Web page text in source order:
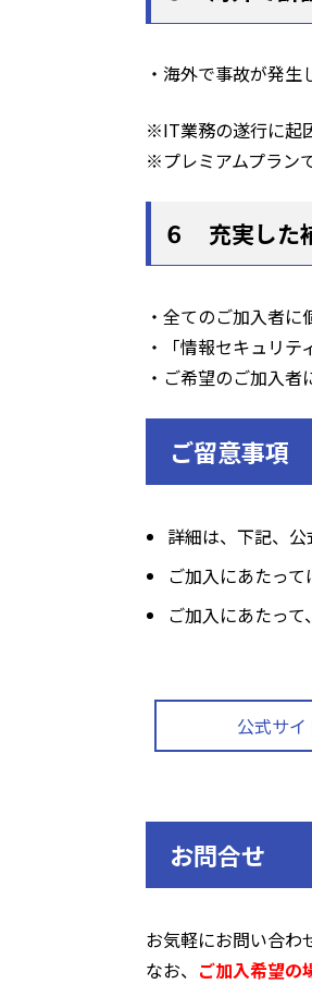
・海外で事故が発
※IT業務の遂行に起
※プレミアムプラン
６ 充実した
・全てのご加入者
・「情報セキュリ
・ご希望のご加入
ご留意事項
詳細は、下記、
ご加入にあたっ
ご加入にあたっ
公式サイ
お問合せ
お気軽にお問い合わ
なお、 ご加入希望の